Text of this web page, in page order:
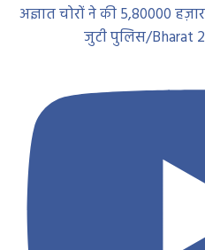
अज्ञात चोरों ने की 5,80000
जुटी पुलिस/Bharat